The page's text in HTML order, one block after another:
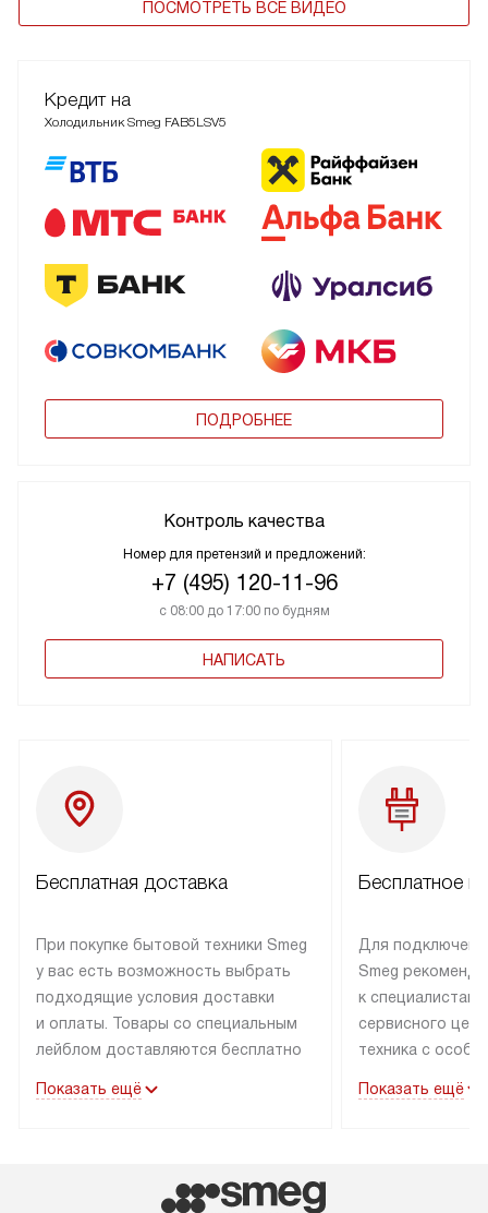
ПОСМОТРЕТЬ ВСЕ ВИДЕО
Кредит на
Холодильник Smeg FAB5LSV5
ПОДРОБНЕЕ
Контроль качества
Номер для претензий и предложений:
+7 (495) 120-11-96
с 08:00 до 17:00 по будням
НАПИСАТЬ
Бесплатная доставка
При покупке бытовой техники Smeg
у вас есть возможность выбрать
подходящие условия доставки
и оплаты. Товары со специальным
лейблом доставляются бесплатно
до подъезда. Доставка за пределы
маркировку «в наличии», может
быть отправлен покупателю
Показать ещё
Бесплатное
Для
Smeg
к специалистам
сервисного
техника с
коммуникациям.
Показать ещё